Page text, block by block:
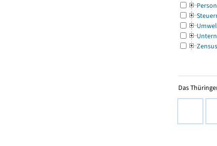
Zensus
Das